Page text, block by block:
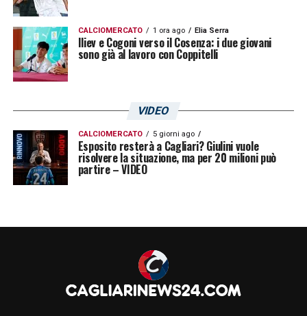
CALCIOMERCATO 1 ora ago Elia Serra
Iliev e Cogoni verso il Cosenza: i due giovani
sono già al lavoro con Coppitelli
VIDEO
CALCIOMERCATO 5 giorni ago
Esposito resterà a Cagliari? Giulini vuole
risolvere la situazione, ma per 20 milioni può
partire – VIDEO